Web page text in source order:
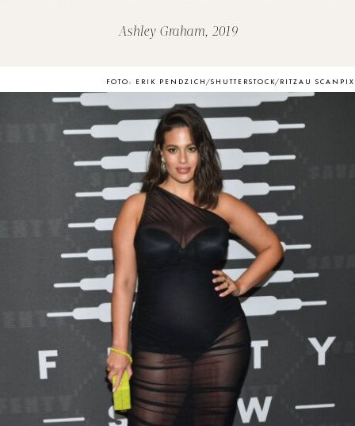
Ashley Graham, 2019
FOTO: ERIK PENDZICH/SHUTTERSTOCK/RITZAU SCANPIX